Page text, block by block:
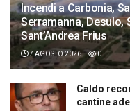
Incendi a Carbonia,
Serramanna, Desulo,
Sant’Andrea Frius
7 AGOSTO 2026 0
Caldo
cantine